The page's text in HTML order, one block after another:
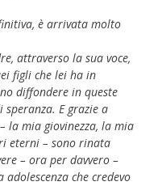
è arrivata molto
attraverso la sua voce,
figli che lei ha in
diffondere in queste
E grazie a
la mia giovinezza, la mia
eterni – sono rinata
– ora per davvero –
adolescenza che credevo